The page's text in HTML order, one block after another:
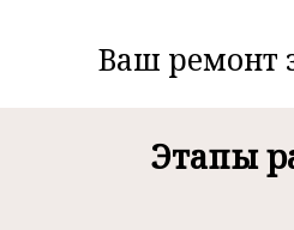
Монтаж окон и
Сантехника
Подробнее
Ваш ремонт
Этапы